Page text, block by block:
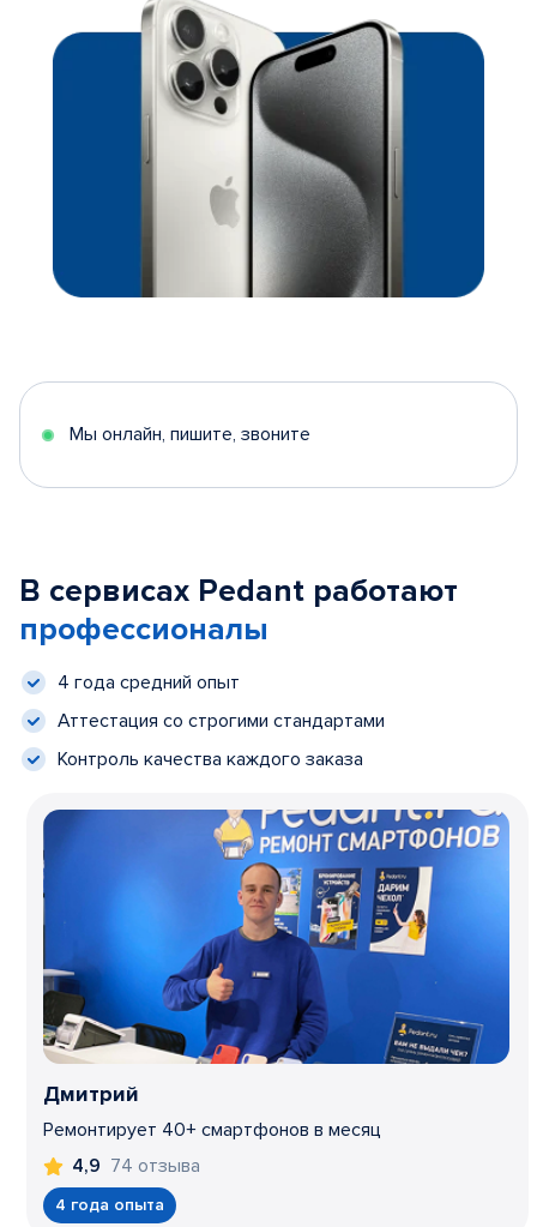
Мы онлайн, пишите, звоните
В сервисах Pedant работают
профессионалы
4 года средний опыт
Аттестация со строгими стандартами
Контроль качества каждого заказа
Дмитрий
Ремонтирует 40+ смартфонов в месяц
4,9 74 отзыва
4 года опыта